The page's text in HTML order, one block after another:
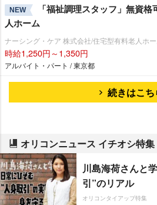
NEW
「福祉調理スタッフ」無資
人ホーム
ナーシング・ケア 株式会社/住宅型有料老人ホ
時給1,250円～1,350円
アルバイト・パート / 東京都
続きはこち
オリコンニュース イチオシ特集
川島海荷さんと
引”のリアル
オリコンタイアップ特集